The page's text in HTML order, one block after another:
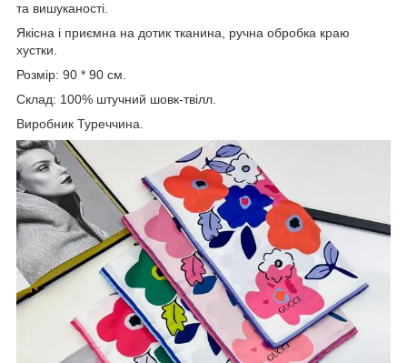
та вишуканості.
Якісна і приємна на дотик тканина, ручна обробка краю
хустки.
Розмір: 90 * 90 см.
Склад: 100% штучний шовк-твілл.
Виробник Туреччина.